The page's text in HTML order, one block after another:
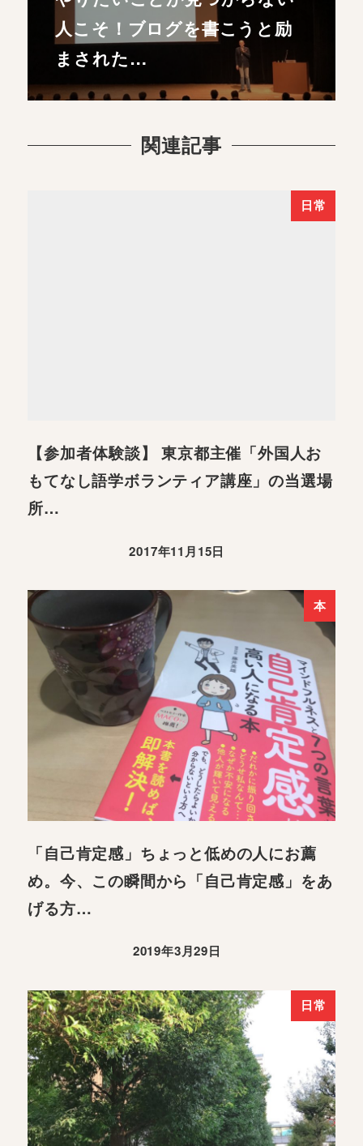
人こそ！ブログを書こうと励
まされた…
関連記事
日常
【参加者体験談】 東京都主催「外国人お
もてなし語学ボランティア講座」の当選場
所…
2017年11月15日
本
「自己肯定感」ちょっと低めの人にお薦
め。今、この瞬間から「自己肯定感」をあ
げる方…
2019年3月29日
日常